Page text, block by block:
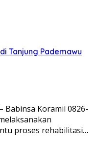
Tanjung Pademawu
Babinsa Koramil 0826-
proses rehabilitasi…